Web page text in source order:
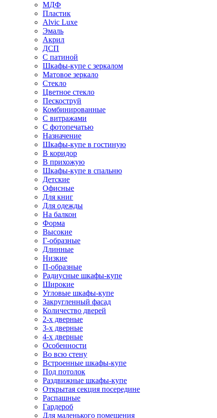
МДФ
Пластик
Alvic Luxe
Эмаль
Акрил
ДСП
С патиной
Шкафы-купе с зеркалом
Матовое зеркало
Стекло
Цветное стекло
Пескоструй
Комбинированные
С витражами
С фотопечатью
Назначение
Шкафы-купе в гостиную
В коридор
В прихожую
Шкафы-купе в спальню
Детские
Офисные
Для книг
Для одежды
На балкон
Форма
Высокие
Г-образные
Длинные
Низкие
П-образные
Радиусные шкафы-купе
Широкие
Угловые шкафы-купе
Закругленный фасад
Количество дверей
2-х дверные
3-х дверные
4-х дверные
Особенности
Во всю стену
Встроенные шкафы-купе
Под потолок
Раздвижные шкафы-купе
Открытая секция посередине
Распашные
Гардероб
Для маленького помещения